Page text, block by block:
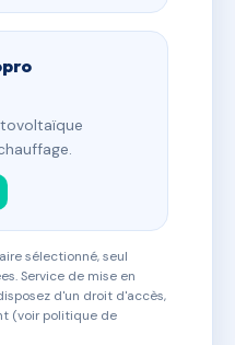
sélectionné, seul
Service de mise en
d'un droit d'accès,
(voir politique de